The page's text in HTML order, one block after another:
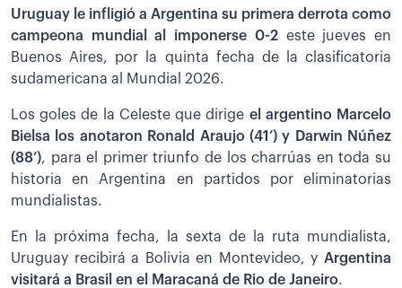
Uruguay le infligió a Argentina su primera derrota como
campeona mundial al imponerse 0-2este jueves en
Buenos Aires, por la quinta fecha de la clasificatoria
sudamericana al Mundial 2026.
Los goles de la Celeste que dirige el argentino Marcelo
Bielsa los anotaron Ronald Araujo (41’) y Darwin Núñez
(88’), para el primer triunfo de los charrúas en toda su
historia en Argentina en partidos por eliminatorias
mundialistas.
En la próxima fecha, la sexta de la ruta mundialista,
Uruguay recibirá a Bolivia en Montevideo, y Argentina
visitará a Brasil en el Maracaná de Rio de Janeiro.